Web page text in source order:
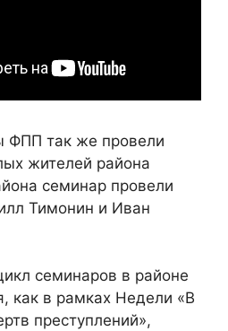
ФПП так же провели
жителей района
семинар провели
Тимонин и Иван
семинаров в районе
как в рамках Недели «В
преступлений»,